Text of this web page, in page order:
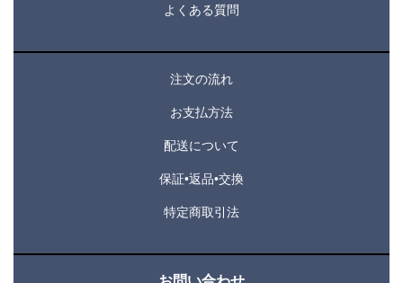
よくある質問
注文の流れ
お支払方法
配送について
保証•返品•交換
特定商取引法